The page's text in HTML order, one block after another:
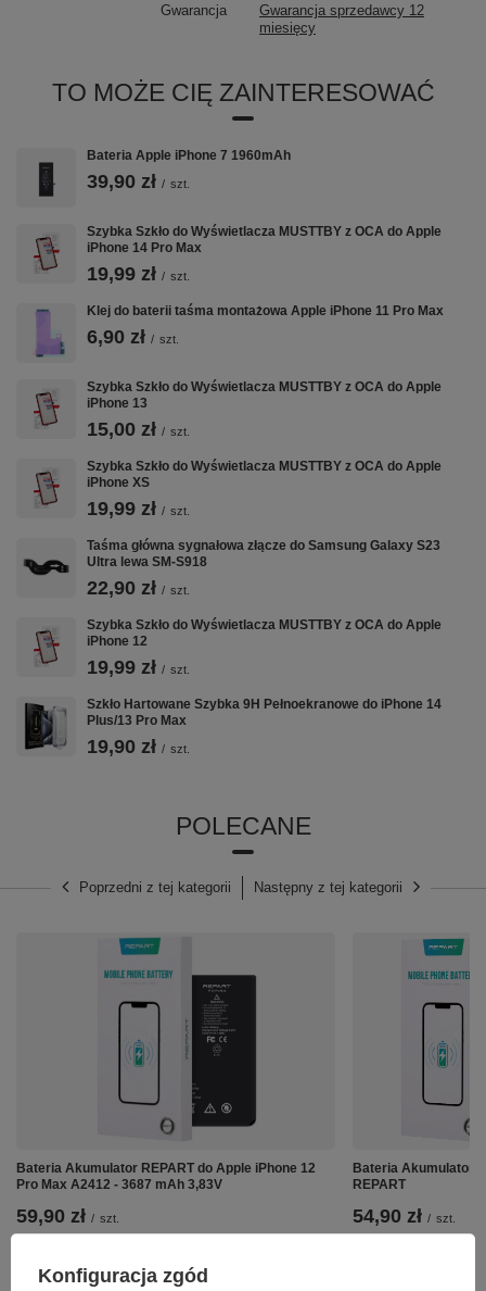
Gwarancja
Gwarancja sprzedawcy 12
miesięcy
TO MOŻE CIĘ ZAINTERESOWAĆ
Bateria Apple iPhone 7 1960mAh
39,90 zł / szt.
Szybka Szkło do Wyświetlacza MUSTTBY z OCA do Apple
iPhone 14 Pro Max
19,99 zł / szt.
Klej do baterii taśma montażowa Apple iPhone 11 Pro Max
6,90 zł / szt.
Szybka Szkło do Wyświetlacza MUSTTBY z OCA do Apple
iPhone 13
15,00 zł / szt.
Szybka Szkło do Wyświetlacza MUSTTBY z OCA do Apple
iPhone XS
19,99 zł / szt.
Taśma główna sygnałowa złącze do Samsung Galaxy S23
Ultra lewa SM-S918
22,90 zł / szt.
Szybka Szkło do Wyświetlacza MUSTTBY z OCA do Apple
iPhone 12
19,99 zł / szt.
Szkło Hartowane Szybka 9H Pełnoekranowe do iPhone 14
Plus/13 Pro Max
19,90 zł / szt.
POLECANE
Poprzedni z tej kategorii Następny z tej kategorii
Bateria Akumulator REPART do Apple iPhone 12
Pro Max A2412 - 3687 mAh 3,83V
59,90 zł / szt.
Bateria Akumulator
REPART
54,90 zł / szt.
Konfiguracja zgód